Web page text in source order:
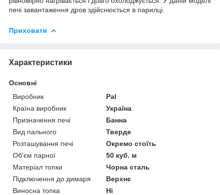
печі завантаження дров здійснюється в парилці.
Приховати
Характеристики
Основні
Виробник
Pal
Країна виробник
Україна
Призначення печі
Банна
Вид пального
Тверде
Розташування печі
Окремо стоїть
Об'єм парної
50 куб. м
Матеріал топки
Чорна сталь
Підключення до димаря
Верхнє
Виносна топка
Ні